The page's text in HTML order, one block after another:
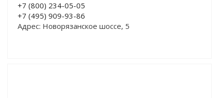
+7 (800) 234-05-05
+7 (495) 909-93-86
Адрес: Новорязанское шоссе, 5